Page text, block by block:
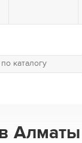
Алматы